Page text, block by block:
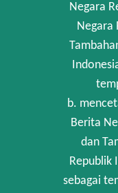
Negara
Negara
b.
Berita
dan
Republik
sebagai